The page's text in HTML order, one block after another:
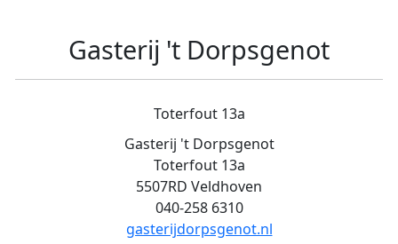
Gasterij 't Dorpsgenot
Toterfout 13a
Gasterij 't Dorpsgenot
Toterfout 13a
5507RD Veldhoven
040-258 6310
gasterijdorpsgenot.nl